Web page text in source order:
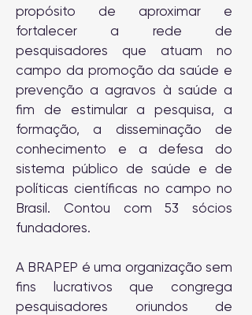
propósito de aproximar e
fortalecer a rede de
pesquisadores que atuam no
campo da promoção da saúde e
prevenção a agravos à saúde a
fim de estimular a pesquisa, a
formação, a disseminação de
conhecimento e a defesa do
sistema público de saúde e de
políticas científicas no campo no
Brasil. Contou com 53 sócios
fundadores.
A BRAPEP é uma organização sem
fins lucrativos que congrega
pesquisadores oriundos de